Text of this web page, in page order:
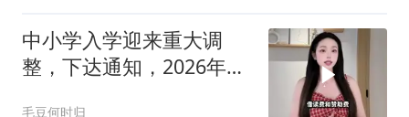
中小学入学迎来重大调
整，下达通知，2026年9
毛豆何时归